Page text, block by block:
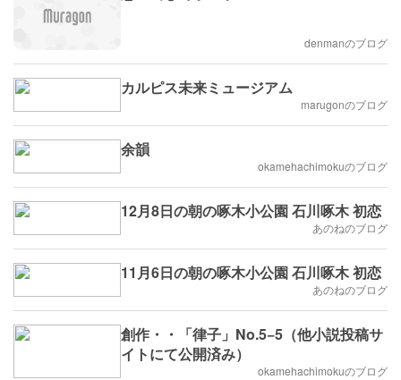
denmanのブログ
カルピス未来ミュージアム
marugonのブログ
余韻
okamehachimokuのブログ
12月8日の朝の啄木小公園 石川啄木 初恋
あのねのブログ
11月6日の朝の啄木小公園 石川啄木 初恋
あのねのブログ
創作・・「律子」No.5−5（他小説投稿サ
イトにて公開済み）
okamehachimokuのブログ